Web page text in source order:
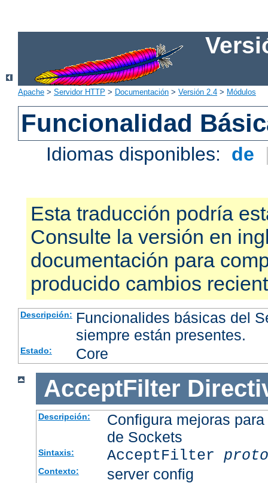
Apache > Servidor HTTP > Documentación > Versión 2.4 > Módulos
Funcionalidad
Idiomas disponibles: de
Esta traducción podría
Consulte la versión en
documentación para
producido cambios
Descripción: Funcionalides básicas del
siempre están presentes.
Estado: Core
AcceptFilter
Descripción:
Configura mejoras
de Sockets
Sintaxis: AcceptFilter
Contexto: server config